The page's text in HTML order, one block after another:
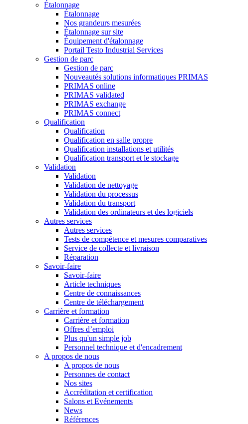
Étalonnage
Étalonnage
Nos grandeurs mesurées
Étalonnage sur site
Équipement d'étalonnage
Portail Testo Industrial Services
Gestion de parc
Gestion de parc
Nouveautés solutions informatiques PRIMAS
PRIMAS online
PRIMAS validated
PRIMAS exchange
PRIMAS connect
Qualification
Qualification
Qualification en salle propre
Qualification installations et utilités
Qualification transport et le stockage
Validation
Validation
Validation de nettoyage
Validation du processus
Validation du transport
Validation des ordinateurs et des logiciels
Autres services
Autres services
Tests de compétence et mesures comparatives
Service de collecte et livraison
Réparation
Savoir-faire
Savoir-faire
Article techniques
Centre de connaissances
Centre de téléchargement
Carrière et formation
Carrière et formation
Offres d’emploi
Plus qu'un simple job
Personnel technique et d'encadrement
A propos de nous
A propos de nous
Personnes de contact
Nos sites
Accréditation et certification
Salons et Evénements
News
Références